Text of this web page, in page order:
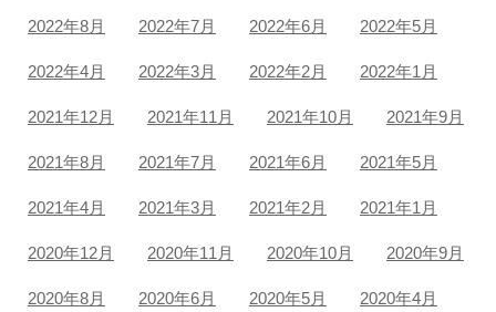
2022年8月 2022年7月 2022年6月 2022年5月
2022年4月 2022年3月 2022年2月 2022年1月
2021年12月 2021年11月 2021年10月 2021年9月
2021年8月 2021年7月 2021年6月 2021年5月
2021年4月 2021年3月 2021年2月 2021年1月
2020年12月 2020年11月 2020年10月 2020年9月
2020年8月 2020年6月 2020年5月 2020年4月